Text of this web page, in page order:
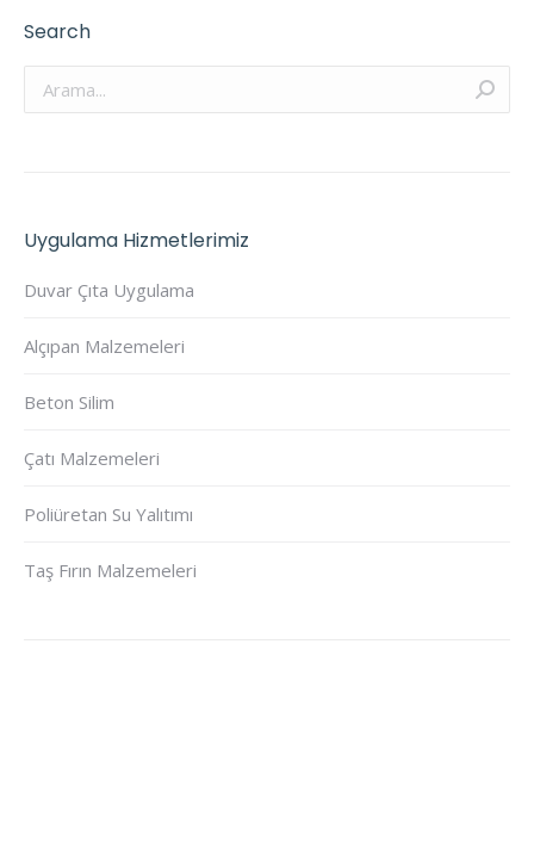
Search
Arama:
Uygulama Hizmetlerimiz
Duvar Çıta Uygulama
Alçıpan Malzemeleri
Beton Silim
Çatı Malzemeleri
Poliüretan Su Yalıtımı
Taş Fırın Malzemeleri